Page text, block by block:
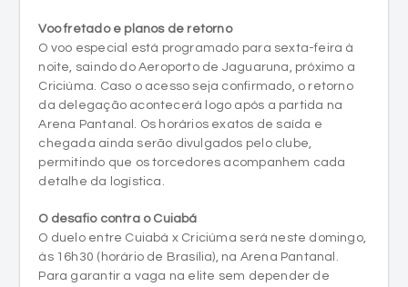
Voo fretado e planos de retorno
O voo especial está programado para sexta-feira à
noite, saindo do Aeroporto de Jaguaruna, próximo a
Criciúma. Caso o acesso seja confirmado, o retorno
da delegação acontecerá logo após a partida na
Arena Pantanal. Os horários exatos de saída e
chegada ainda serão divulgados pelo clube,
permitindo que os torcedores acompanhem cada
detalhe da logística.
O desafio contra o Cuiabá
O duelo entre Cuiabá x Criciúma será neste domingo,
às 16h30 (horário de Brasília), na Arena Pantanal.
Para garantir a vaga na elite sem depender de